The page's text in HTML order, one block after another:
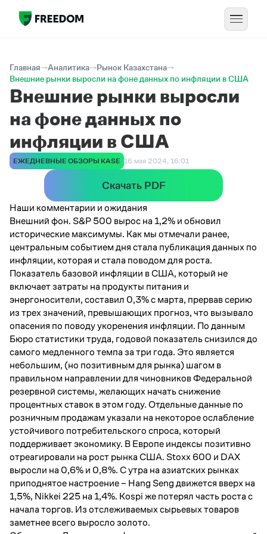
Главная Аналитика
Рынок Казахстана
Внешние рынки выросли на фоне данных по инфляции в США
Внешние рынки выросли
на фоне данных по
инфляции в США
ЕЖЕДНЕВНЫЕ ОБЗОРЫ KASE 16 мая 2024, 16:01
Скачать PDF
Наши комментарии и ожидания
Внешний фон. S&P 500 вырос на 1,2% и обновил
исторические максимумы. Как мы отмечали ранее,
центральным событием дня стала публикация данных по
инфляции, которая и стала поводом для роста.
Показатель базовой инфляции в США, который не
включает затраты на продукты питания и
энергоносители, составил 0,3% с марта, прервав серию
из трех значений, превышающих прогноз, что вызывало
опасения по поводу укоренения инфляции. По данным
Бюро статистики труда, годовой показатель снизился до
самого медленного темпа за три года. Это является
небольшим, (но позитивным для рынка) шагом в
правильном направлении для чиновников Федеральной
резервной системы, желающих начать снижение
процентных ставок в этом году. Отдельные данные по
розничным продажам указали на некоторое ослабление
устойчивого потребительского спроса, который
поддерживает экономику. В Европе индексы позитивно
отреагировали на рост рынка США. Stoxx 600 и DAX
выросли на 0,6% и 0,8%. С утра на азиатских рынках
приподнятое настроение – Hang Seng движется вверх на
1,5%, Nikkei 225 на 1,4%. Kospi же потерял часть роста с
начала торгов. Из отслеживаемых сырьевых товаров
заметнее всего выросло золото.